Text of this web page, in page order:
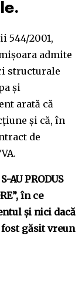
544/2001,
admite
structurale
și
arată că
și că, în
de
AU PRODUS
în ce
și nici dacă
găsit vreun